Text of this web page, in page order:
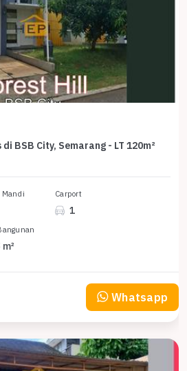
BSB City, Semarang - LT 120m²
Mandi Carport
1
Whatsapp